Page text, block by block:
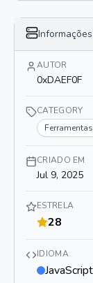
AUTOR
0xDAEF0F
CATEGORY
CRIADO EM
Jul 9, 2025
ESTRELA
28
IDIOMA
JavaScript